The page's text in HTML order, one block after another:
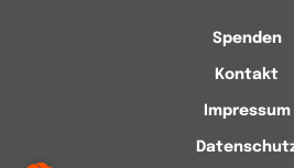
Spenden
Kontakt
Impressum